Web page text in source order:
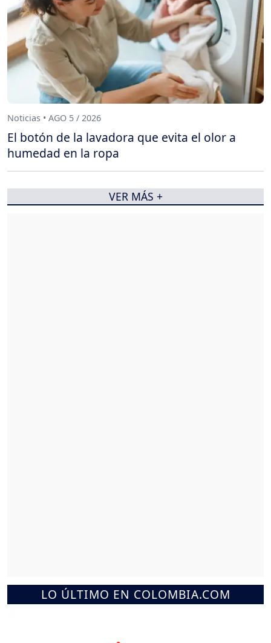
LO ÚLTIMO EN COLOMBIA.COM
Noticias • AGO 5 / 2026
El botón de la lavadora que evita el olor a
humedad en la ropa
VER MÁS +